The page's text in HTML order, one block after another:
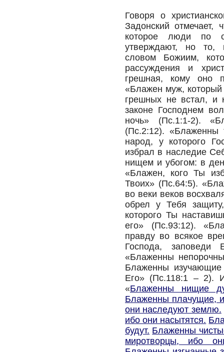
Говоря о
Задонский отмечает,
которое люди по
утверждают, но то,
словом Божиим,
рассуждения и
грешная, кому оно
«Блажен муж, который
грешных не встал, и
законе Господнем
ночь» (Пс.1:1-2).
(Пс.2:12). «Блаженны
народ, у которого
избрал в наследие
нищем и убогом: в
«Блажен, кого Ты
Твоих» (Пс.64:5).
во веки веков
обрел у Тебя
которого Ты
его» (Пс.93:12).
правду во всякое
Господа, заповеди
«Блаженны
Блаженны
Его» (Пс.118:1 – 2).
«Блаженны нищие
Блаженны плачущие,
они наследуют землю.
ибо они насытятся.
будут. Блаженны
миротворцы, ибо